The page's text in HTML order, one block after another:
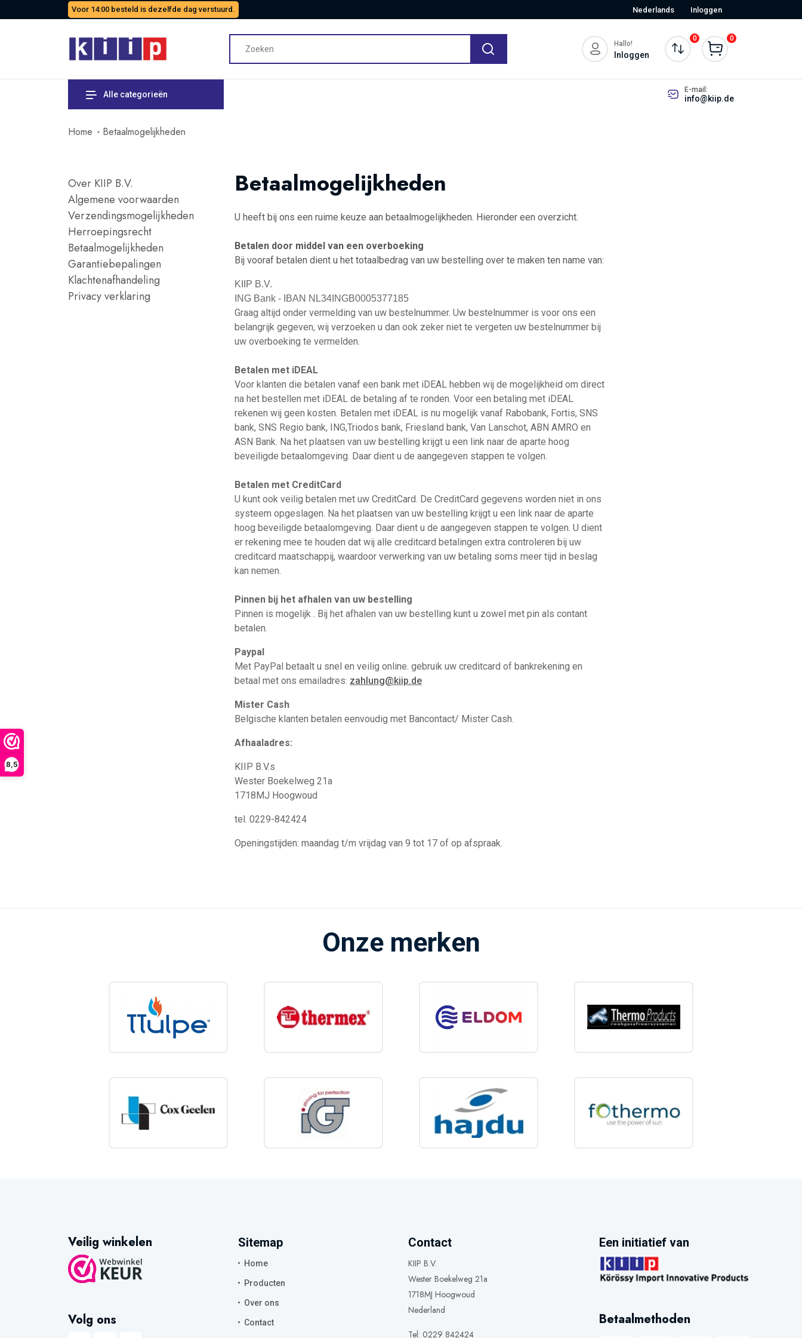
8,5
Voor 14:00 besteld is dezelfde dag verstuurd. Nederlands Inloggen
Hallo!
Inloggen
0 0
Alle categorieën E-mail:
info@kiip.de
Home Betaalmogelijkheden
Over KIIP B.V.
Algemene voorwaarden
Verzendingsmogelijkheden
Herroepingsrecht
Betaalmogelijkheden
Garantiebepalingen
Klachtenafhandeling
Privacy verklaring
Betaalmogelijkheden
U heeft bij ons een ruime keuze aan betaalmogelijkheden. Hieronder een overzicht.
Betalen door middel van een overboeking
Bij vooraf betalen dient u het totaalbedrag van uw bestelling over te maken ten name van:
KIIP B.V.
ING Bank - IBAN NL34INGB0005377185
Graag altijd onder vermelding van uw bestelnummer. Uw bestelnummer is voor ons een
belangrijk gegeven, wij verzoeken u dan ook zeker niet te vergeten uw bestelnummer bij
uw overboeking te vermelden.
Betalen met iDEAL
Voor klanten die betalen vanaf een bank met iDEAL hebben wij de mogelijkheid om direct
na het bestellen met iDEAL de betaling af te ronden. Voor een betaling met iDEAL
rekenen wij geen kosten. Betalen met iDEAL is nu mogelijk vanaf Rabobank, Fortis, SNS
bank, SNS Regio bank, ING,Triodos bank, Friesland bank, Van Lanschot, ABN AMRO en
ASN Bank. Na het plaatsen van uw bestelling krijgt u een link naar de aparte hoog
beveiligde betaalomgeving. Daar dient u de aangegeven stappen te volgen.
Betalen met CreditCard
U kunt ook veilig betalen met uw CreditCard. De CreditCard gegevens worden niet in ons
systeem opgeslagen. Na het plaatsen van uw bestelling krijgt u een link naar de aparte
hoog beveiligde betaalomgeving. Daar dient u de aangegeven stappen te volgen. U dient
er rekening mee te houden dat wij alle creditcard betalingen extra controleren bij uw
creditcard maatschappij, waardoor verwerking van uw betaling soms meer tijd in beslag
kan nemen.
Pinnen bij het afhalen van uw bestelling
Pinnen is mogelijk . Bij het afhalen van uw bestelling kunt u zowel met pin als contant
betalen.
Paypal
Met PayPal betaalt u snel en veilig online. gebruik uw creditcard of bankrekening en
betaal met ons emailadres: zahlung@kiip.de
Mister Cash
Belgische klanten betalen eenvoudig met Bancontact/ Mister Cash.
Afhaaladres:
KIIP B.V.s
Wester Boekelweg 21a
1718MJ Hoogwoud
tel. 0229-842424
Openingstijden: maandag t/m vrijdag van 9 tot 17 of op afspraak.
Onze merken
Veilig winkelen
Volg ons
Sitemap
Home
Producten
Over ons
Contact
Contact
KIIP B.V.
Wester Boekelweg 21a
1718MJ Hoogwoud
Nederland
Tel: 0229 842424
Een initiatief van
Betaalmethoden